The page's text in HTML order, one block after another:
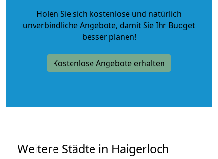
Holen Sie sich kostenlose und natürlich
unverbindliche Angebote, damit Sie Ihr Budget
besser planen!
Kostenlose Angebote erhalten
Weitere Städte in Haigerloch